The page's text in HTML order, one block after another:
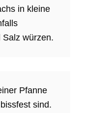
in kleine
würzen.
Pfanne
sind.